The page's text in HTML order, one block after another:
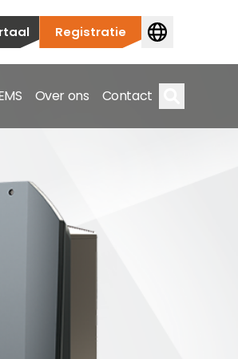
Registratie
Over ons Contact
en utiliteitstoepassingen.